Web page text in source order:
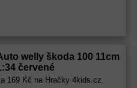
(značka):Dromader
welly škoda 100 11cm
červené
169 Kč na Hračky 4kids.cz